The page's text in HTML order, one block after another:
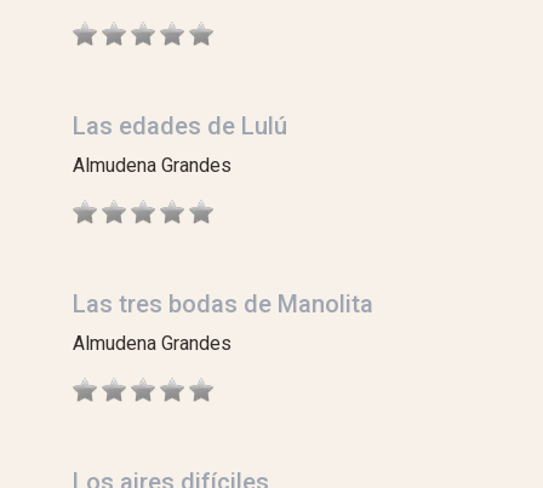
Las edades de Lulú
Almudena Grandes
Las tres bodas de Manolita
Almudena Grandes
Los aires difíciles